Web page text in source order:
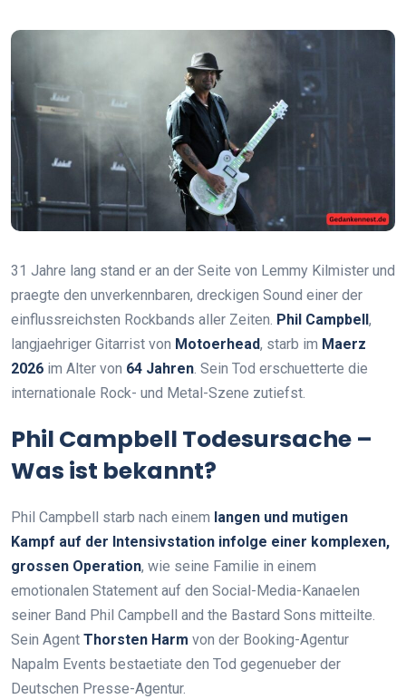
31 Jahre lang stand er an der Seite von Lemmy Kilmister und
praegte den unverkennbaren, dreckigen Sound einer der
einflussreichsten Rockbands aller Zeiten. Phil Campbell ,
langjaehriger Gitarrist von Motoerhead, starb im Maerz
2026 im Alter von 64 Jahren. Sein Tod erschuetterte die
internationale Rock- und Metal-Szene zutiefst.
Phil Campbell Todesursache –
Was ist bekannt?
Phil Campbell starb nach einem langen und mutigen
Kampf auf der Intensivstation infolge einer komplexen,
grossen Operation, wie seine Familie in einem
emotionalen Statement auf den Social-Media-Kanaelen
seiner Band Phil Campbell and the Bastard Sons mitteilte.
Sein Agent Thorsten Harm von der Booking-Agentur
Napalm Events bestaetiate den Tod gegenueber der
Deutschen Presse-Agentur.